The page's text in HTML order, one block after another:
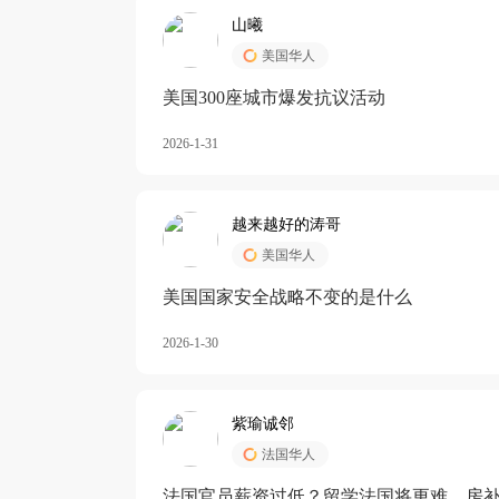
山曦
美国华人
美国300座城市爆发抗议活动
2026-1-31
越来越好的涛哥
美国华人
美国国家安全战略不变的是什么
2026-1-30
紫瑜诚邻
法国华人